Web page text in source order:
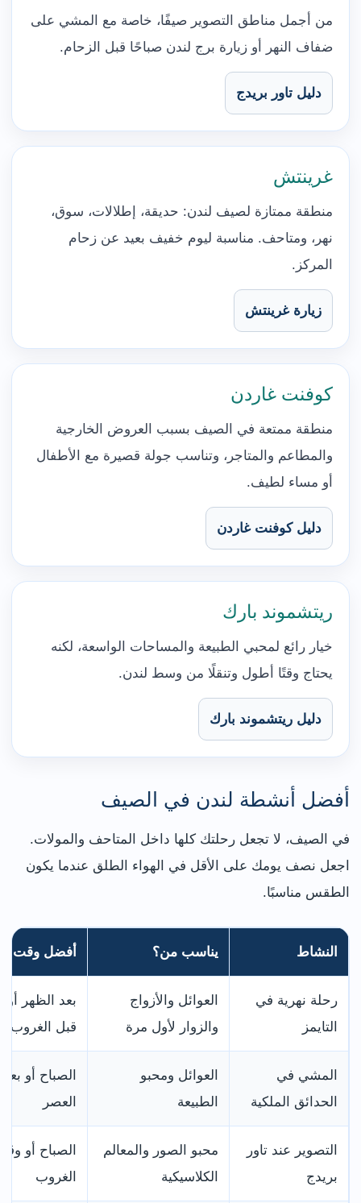
من أجمل مناطق التصوير صيفًا، خاصة مع المشي على
ضفاف النهر أو زيارة برج لندن صباحًا قبل الزحام.
دليل تاور بريدج
غرينتش
منطقة ممتازة لصيف لندن: حديقة، إطلالات، سوق،
نهر، ومتاحف. مناسبة ليوم خفيف بعيد عن زحام
المركز.
زيارة غرينتش
كوفنت غاردن
منطقة ممتعة في الصيف بسبب العروض الخارجية
والمطاعم والمتاجر، وتناسب جولة قصيرة مع الأطفال
أو مساء لطيف.
دليل كوفنت غاردن
ريتشموند بارك
خيار رائع لمحبي الطبيعة والمساحات الواسعة، لكنه
يحتاج وقتًا أطول وتنقلًا من وسط لندن.
دليل ريتشموند بارك
أفضل أنشطة لندن في الصيف
في الصيف، لا تجعل رحلتك كلها داخل المتاحف والمولات.
اجعل نصف يومك على الأقل في الهواء الطلق عندما يكون
الطقس مناسبًا.
النشاط يناسب من؟ أفضل وقت
رحلة نهرية في
التايمز
العوائل والأزواج
والزوار لأول مرة
بعد الظهر أو
قبل الغروب
المشي في
الحدائق الملكية
العوائل ومحبو
الطبيعة
الصباح أو بعد
العصر
التصوير عند تاور
بريدج
محبو الصور والمعالم
الكلاسيكية
الصباح أو
الغروب